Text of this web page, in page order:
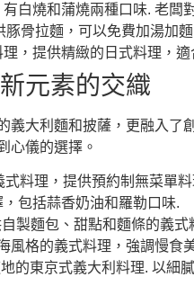
有白燒和蒲燒兩種口味. 老闆
豚骨拉麵，可以免費加湯加
理，提供精緻的日式料理，
元素的交織
義大利麵和披薩，更融入
心儀的選擇。
式料理，提供預約制無菜單
，包括蒜香奶油和羅勒口味.
自製麵包、甜點和麵條的義
風格的義式料理，強調慢食
地的東京式義大利料理. 以細